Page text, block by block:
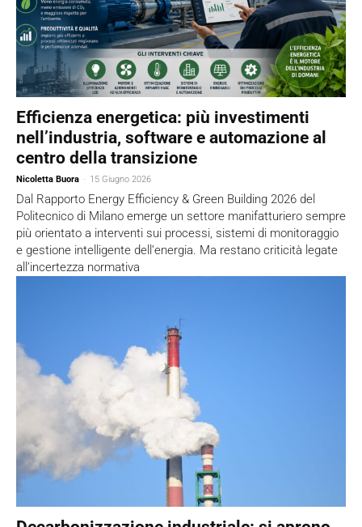
Efficienza energetica: più investimenti
nell’industria, software e automazione al
centro della transizione
Nicoletta Buora - 15 Giugno 2026
Dal Rapporto Energy Efficiency & Green Building 2026 del
Politecnico di Milano emerge un settore manifatturiero sempre
più orientato a interventi sui processi, sistemi di monitoraggio
e gestione intelligente dell’energia. Ma restano criticità legate
all’incertezza normativa